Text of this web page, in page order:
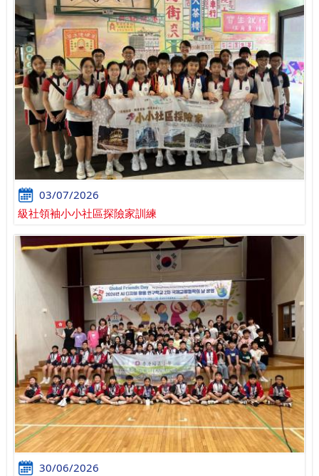
03/07/2026
級社領袖小小社區探險家訓練
30/06/2026